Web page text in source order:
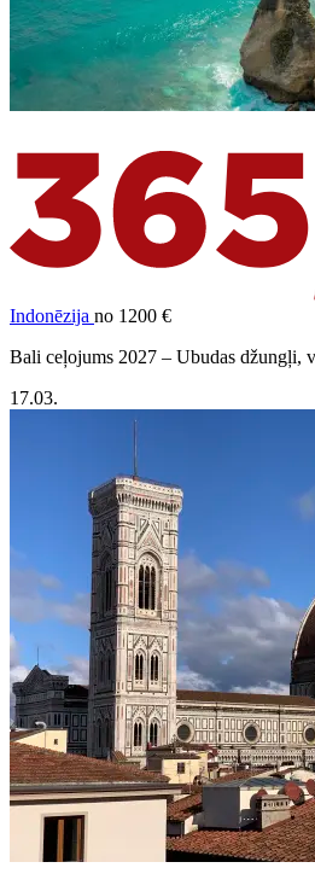
Indonēzija no 1200 €
Bali ceļojums 2027 – Ubudas džungļi,
17.03.